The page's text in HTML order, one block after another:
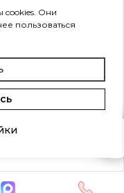
нам!
cookies. Они
пользоваться